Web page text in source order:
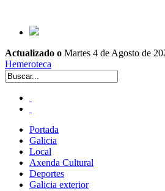
Actualizado o Martes 4 de Agosto de
Hemeroteca
Portada
Galicia
Local
Axenda Cultural
Deportes
Galicia exterior